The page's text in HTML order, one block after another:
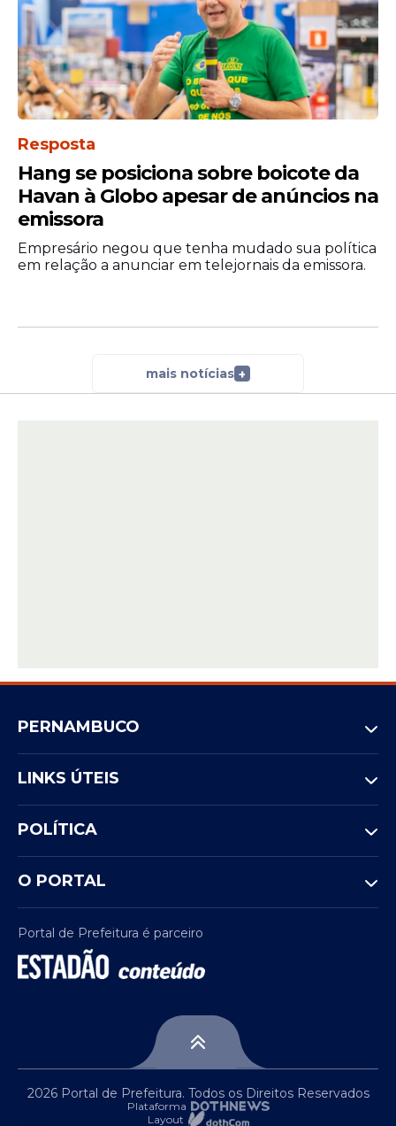
Resposta
Hang se posiciona sobre boicote da
Havan à Globo apesar de anúncios na
emissora
Empresário negou que tenha mudado sua política
em relação a anunciar em telejornais da emissora.
mais notícias +
PERNAMBUCO
LINKS ÚTEIS
POLÍTICA
O PORTAL
Portal de Prefeitura é parceiro
2026 Portal de Prefeitura. Todos os Direitos Reservados
Plataforma
Layout